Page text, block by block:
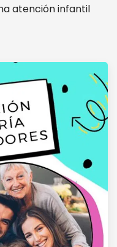
atención infantil